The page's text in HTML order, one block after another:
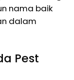
nama baik
dalam
Pest